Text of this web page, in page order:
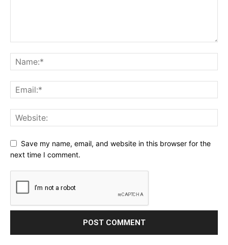
Save my name, email, and website in this browser for the
next time I comment.